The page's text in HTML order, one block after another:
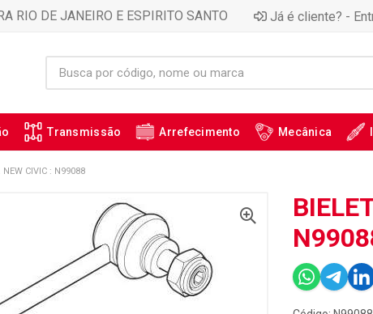
RIO DE JANEIRO E ESPIRITO SANTO Já é cliente? -
Transmissão Arrefecimento Mecânica
NEW CIVIC : N99088